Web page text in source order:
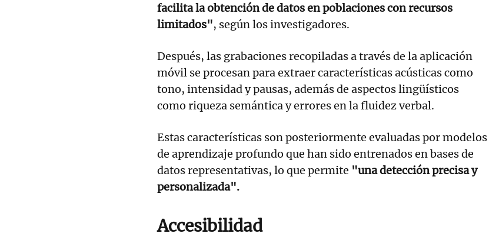
facilita la obtención de datos en poblaciones con recursos
limitados", según los investigadores.
Después, las grabaciones recopiladas a través de la aplicación
móvil se procesan para extraer características acústicas como
tono, intensidad y pausas, además de aspectos lingüísticos
como riqueza semántica y errores en la fluidez verbal.
Estas características son posteriormente evaluadas por modelos
de aprendizaje profundo que han sido entrenados en bases de
datos representativas, lo que permite "una detección precisa y
personalizada".
Accesibilidad